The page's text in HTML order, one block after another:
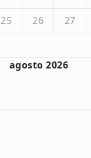
agosto 2026
25 26 27